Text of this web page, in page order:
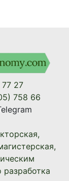
27
758 66
разработка